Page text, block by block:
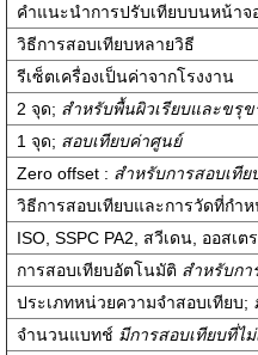
คำแนะนำการปรับเทียบบนหน้าจ
วิธีการสอบเทียบหลายวิธี
รีเซ็ตเครื่องเป็นค่าจากโรงงาน
2 จุด; สำหรับพื้นผิวเรียบและขรุข
1 จุด; สอบเทียบค่าศูนย์
Zero offset : สำหรับการสอบเทีย
วิธีการสอบเทียบและการวัดที่กำ
ISO, SSPC PA2, สวีเดน, ออสเต
การสอบเทียบอัตโนมัติ สำหรับกา
ประเภทหน่วยความจำสอบเทียบ;
จำนวนแบทช์ มีการสอบเทียบที่ไ